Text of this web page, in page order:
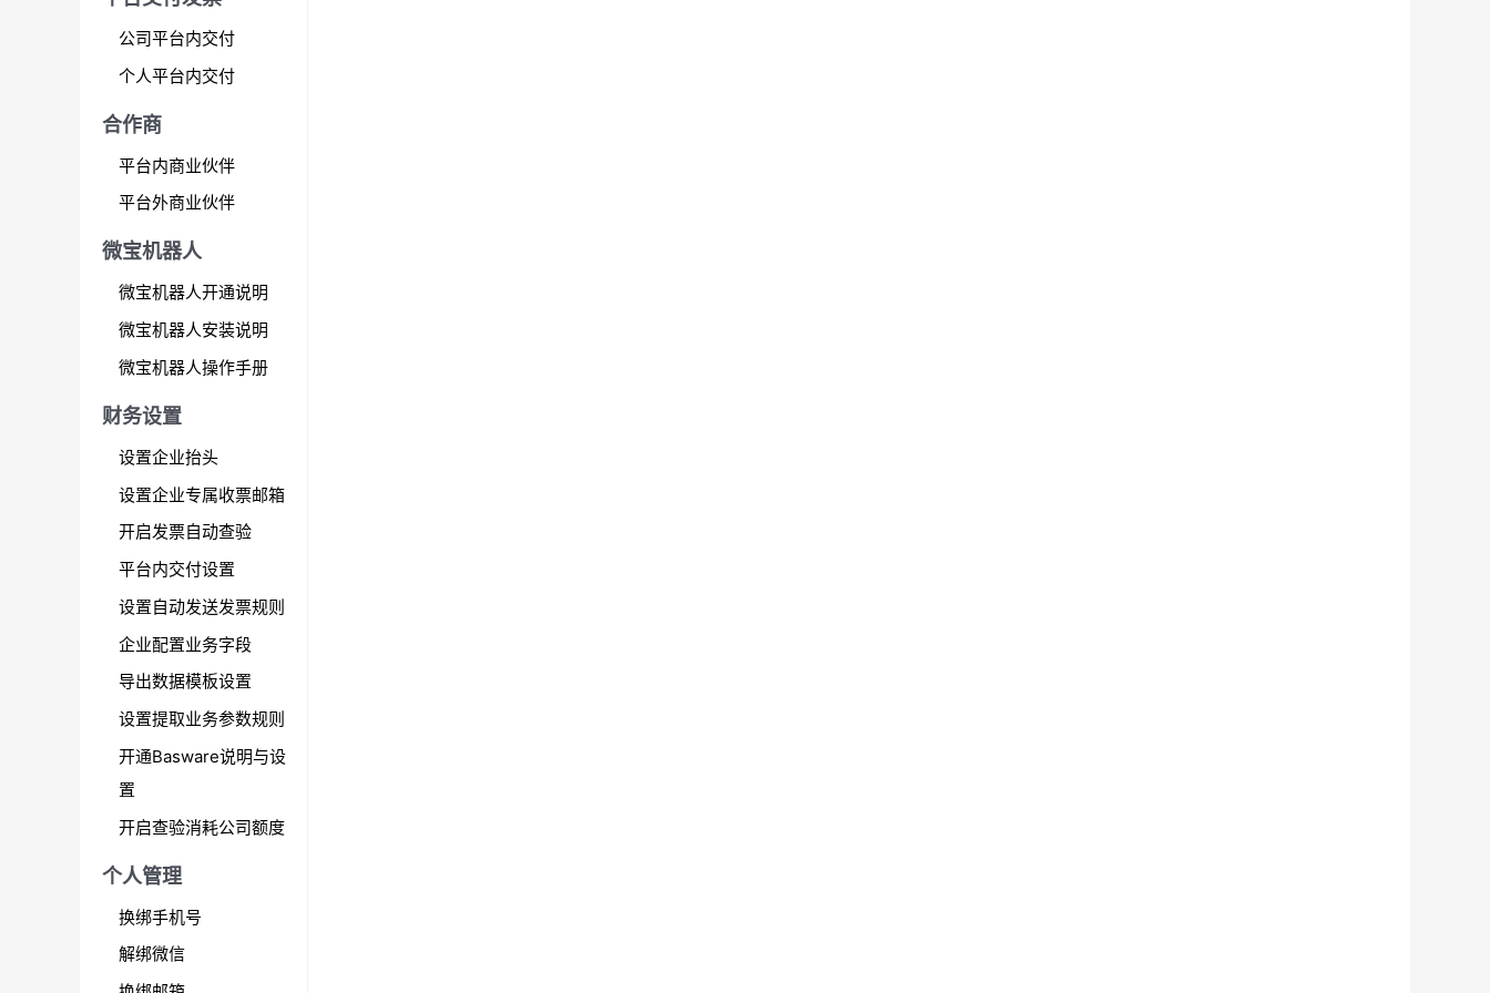
公司平台内交付
个人平台内交付
合作商
平台内商业伙伴
平台外商业伙伴
微宝机器人
微宝机器人开通说明
微宝机器人安装说明
微宝机器人操作手册
财务设置
设置企业抬头
设置企业专属收票邮箱
开启发票自动查验
平台内交付设置
设置自动发送发票规则
企业配置业务字段
导出数据模板设置
设置提取业务参数规则
开通Basware说明与设
置
开启查验消耗公司额度
个人管理
换绑手机号
解绑微信